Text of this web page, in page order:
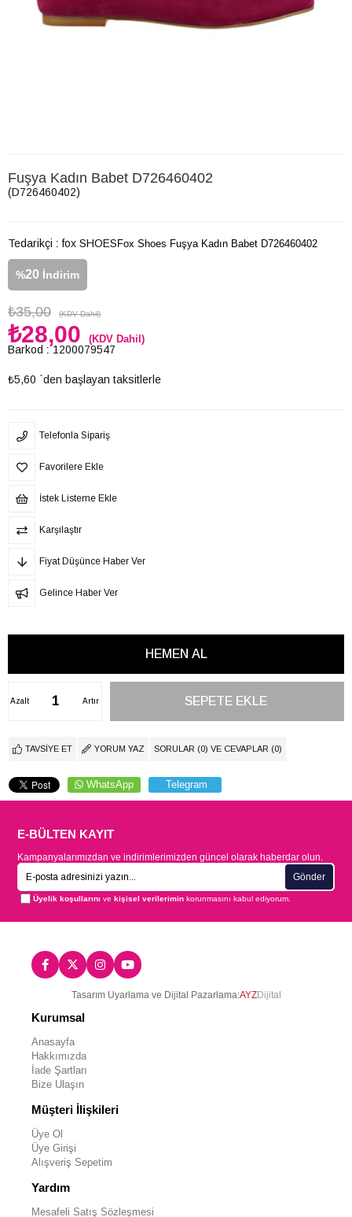
Fuşya Kadın Babet D726460402
(D726460402)
Tedarikçi : fox SHOES
%20 İndirim
₺35,00 (KDV Dahil)
₺28,00 (KDV Dahil)
Barkod : 1200079547
₺5,60 `den başlayan taksitlerle
Fox Shoes Fuşya Kadın Babet D726460402
Telefonla Sipariş
Favorilere Ekle
İstek Listeme Ekle
Karşılaştır
Fiyat Düşünce Haber Ver
Gelince Haber Ver
Artır
Azalt
TAVSIYE ET YORUM YAZ SORULAR (0) VE CEVAPLAR (0)
WhatsApp Telegram
E-BÜLTEN KAYIT
Kampanyalarımızdan ve indirimlerimizden güncel olarak haberdar olun.
Gönder
Üyelik koşullarını vekişisel verilerimin korunmasını kabul ediyorum.
Tasarım Uyarlama ve Dijital Pazarlama:AYZDijital
Kurumsal
Anasayfa
Hakkımızda
İade Şartları
Bize Ulaşın
Müşteri İlişkileri
Üye Ol
Üye Girişi
Alışveriş Sepetim
Yardım
Mesafeli Satış Sözleşmesi